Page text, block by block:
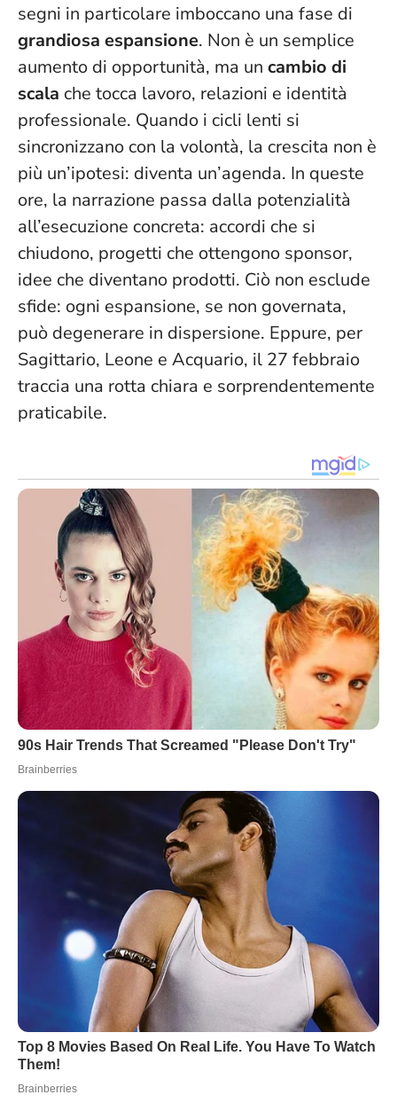
segni in particolare imboccano una fase di
grandiosa espansione. Non è un semplice
aumento di opportunità, ma un cambio di
scala che tocca lavoro, relazioni e identità
professionale. Quando i cicli lenti si
sincronizzano con la volontà, la crescita non è
più un’ipotesi: diventa un’agenda. In queste
ore, la narrazione passa dalla potenzialità
all’esecuzione concreta: accordi che si
chiudono, progetti che ottengono sponsor,
idee che diventano prodotti. Ciò non esclude
sfide: ogni espansione, se non governata,
può degenerare in dispersione. Eppure, per
Sagittario, Leone e Acquario, il 27 febbraio
traccia una rotta chiara e sorprendentemente
praticabile.